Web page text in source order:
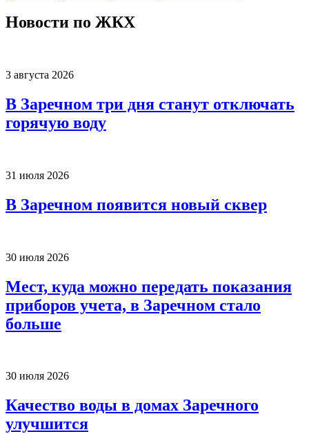
Новости по ЖКХ
3 августа 2026
В Заречном три дня станут отключать
горячую воду
31 июля 2026
В Заречном появится новый сквер
30 июля 2026
Мест, куда можно передать показания
приборов учета, в Заречном стало
больше
30 июля 2026
Качество воды в домах Заречного
улучшится